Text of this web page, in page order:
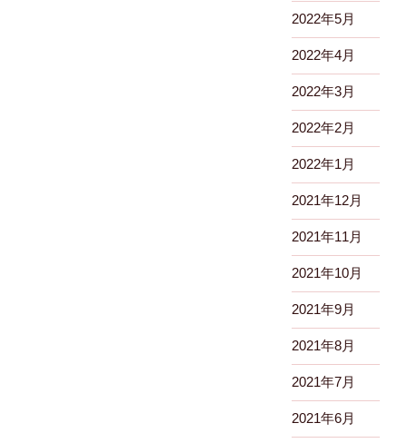
2022年5月
2022年4月
2022年3月
2022年2月
2022年1月
2021年12月
2021年11月
2021年10月
2021年9月
2021年8月
2021年7月
2021年6月